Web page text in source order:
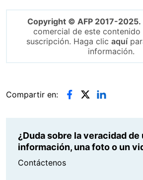
Copyright © AFP 2017-2025.
comercial de este contenido
suscripción. Haga clic aquí
información.
Compartir en:
¿Duda sobre la veracidad de
información, una foto o un
Contáctenos